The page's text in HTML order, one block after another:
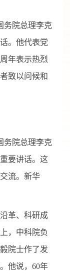
院总理李克
。他代表党
年表示热烈
致以问候和
院总理李克
要讲话。这
流。新华
革、科研成
，中科院负
院士作了发
他说，60年